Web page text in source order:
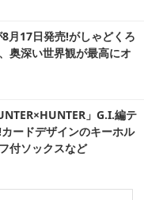
月17日発売!がしゃどくろ
奥深い世界観が最高にオ
」G.I.編テ
ードデザインのキーホル
付ソックスなど